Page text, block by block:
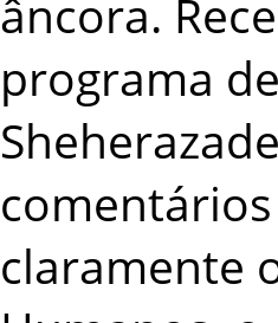
âncora.
programa
claramente